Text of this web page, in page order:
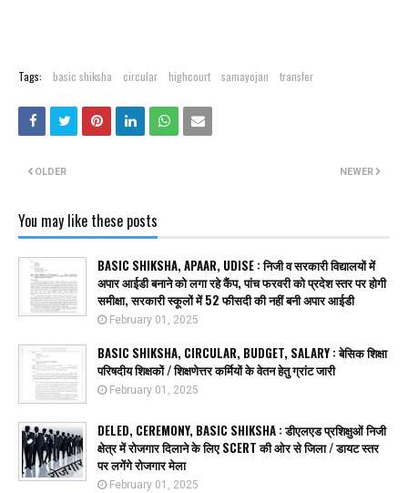
Tags: basic shiksha circular highcourt samayojan transfer
NEWER
OLDER
You may like these posts
BASIC SHIKSHA, APAAR, UDISE : निजी व सरकारी विद्यालयों में
अपार आईडी बनाने को लगा रहे कैंप, पांच फरवरी को प्रदेश स्तर पर होगी
समीक्षा, सरकारी स्कूलों में 52 फीसदी की नहीं बनी अपार आईडी
February 01, 2025
BASIC SHIKSHA, CIRCULAR, BUDGET, SALARY : बेसिक शिक्षा
परिषदीय शिक्षकों / शिक्षणेत्तर कर्मियों के वेतन हेतु ग्रांट जारी
February 01, 2025
DELED, CEREMONY, BASIC SHIKSHA : डीएलएड प्रशिक्षुओं निजी
क्षेत्र में रोजगार दिलाने के लिए SCERT की ओर से जिला / डायट स्तर
पर लगेंगे रोजगार मेला
February 01, 2025